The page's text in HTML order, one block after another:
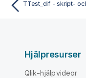
Hjälpresurser
Qlik-hjälpvideor